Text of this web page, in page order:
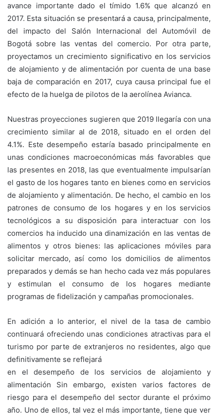
avance importante dado el tímido 1.6% que alcanzó en
2017. Esta situación se presentará a causa, principalmente,
del impacto del Salón Internacional del Automóvil de
Bogotá sobre las ventas del comercio. Por otra parte,
proyectamos un crecimiento significativo en los servicios
de alojamiento y de alimentación por cuenta de una base
baja de comparación en 2017, cuya causa principal fue el
efecto de la huelga de pilotos de la aerolínea Avianca.
Nuestras proyecciones sugieren que 2019 llegaría con una
crecimiento similar al de 2018, situado en el orden del
4.1%. Este desempeño estaría basado principalmente en
unas condiciones macroeconómicas más favorables que
las presentes en 2018, las que eventualmente impulsarían
el gasto de los hogares tanto en bienes como en servicios
de alojamiento y alimentación. De hecho, el cambio en los
patrones de consumo de los hogares y en los servicios
tecnológicos a su disposición para interactuar con los
comercios ha inducido una dinamización en las ventas de
alimentos y otros bienes: las aplicaciones móviles para
solicitar mercado, así como los domicilios de alimentos
preparados y demás se han hecho cada vez más populares
y estimulan el consumo de los hogares mediante
programas de fidelización y campañas promocionales.
En adición a lo anterior, el nivel de la tasa de cambio
continuará ofreciendo unas condiciones atractivas para el
turismo por parte de extranjeros no residentes, algo que
definitivamente se reflejará
en el desempeño de los servicios de alojamiento y
alimentación Sin embargo, existen varios factores de
riesgo para el desempeño del sector durante el próximo
año. Uno de ellos, tal vez el más importante, tiene que ver